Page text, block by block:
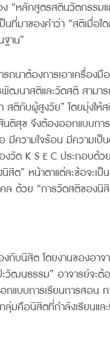
“หลักสูตรสตินวัตกรรมแ
ที่มาของคำว่า “สติเมื่อ
าน”
ถนาต้องการเอาเครื่อ
ฒนาสติและวัดสติ สามา
สติกับผู้สูงวัย” โดยมุ่งใ
นติสุข จึงต้องออกแบบ
มีความใจร้อน มีความเ
งวัด K S E C ประกอบ
ต” หน้าตาแต่ละข้อจะเ
ล ด้วย “การวัดสติของ
งกับนิสิต โดยงานของอ
วัฒนธรรม” อาจารย์จะต้
กแบบการเรียนการสอ
กลุ่มคือนิสิตที่กำลังเรี